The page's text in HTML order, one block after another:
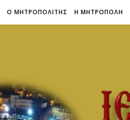
Ο ΜΗΤΡΟΠΟΛΙΤΗΣ Η ΜΗΤΡΟΠΟΛΗ